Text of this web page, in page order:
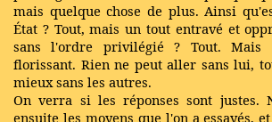
mais quelque chose de plus. Ainsi
État ? Tout, mais un tout entravé et
sans l'ordre privilégié ? Tout.
florissant. Rien ne peut aller sans lui,
mieux sans les autres.
On verra si les réponses sont justes.
ensuite les moyens que l'on a essayés,